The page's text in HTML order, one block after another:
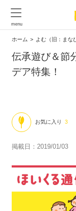
ホーム よむ（旧：まな
伝承遊び＆節
デア特集！
お気に入り 3
掲載日：2019/01/03